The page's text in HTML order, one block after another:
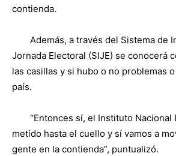
contienda.
Además, a través del Sistema de
Jornada Electoral (SIJE) se conocerá
las casillas y si hubo o no problemas
país.
“Entonces sí, el Instituto Nacional
metido hasta el cuello y sí vamos a
gente en la contienda”, puntualizó.